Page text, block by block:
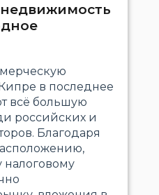
в последнее
всё большую
российских и
Благодаря
налоговому